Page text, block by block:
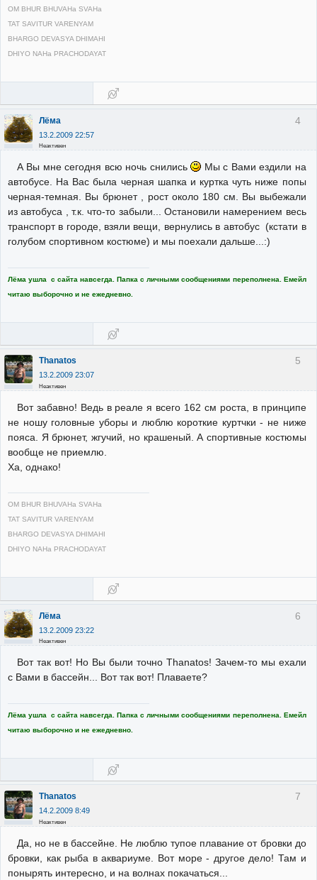
OM BHUR BHUVAHa SVAHa
TAT SAVITUR VARENYAM
BHARGO DEVASYA DHIMAHI
DHIYO NAHa PRACHODAYAT
4
Лёма
13.2.2009 22:57
Неактивен
А Вы мне сегодня всю ночь снились
Мы с Вами ездили на
автобусе. На Вас была черная шапка и куртка чуть ниже попы
черная-темная. Вы брюнет , рост около 180 см. Вы выбежали
из автобуса , т.к. что-то забыли... Остановили намерением весь
транспорт в городе, взяли вещи, вернулись в автобус (кстати в
голубом спортивном костюме) и мы поехали дальше...:)
Лёма ушла с сайта навсегда. Папка с личными сообщениями переполнена. Емейл
читаю выборочно и не ежедневно.
5
Thanatos
13.2.2009 23:07
Неактивен
Вот забавно! Ведь в реале я всего 162 см роста, в принципе
не ношу головные уборы и люблю короткие куртчки - не ниже
пояса. Я брюнет, жгучий, но крашеный. А спортивные костюмы
вообще не приемлю.
Ха, однако!
OM BHUR BHUVAHa SVAHa
TAT SAVITUR VARENYAM
BHARGO DEVASYA DHIMAHI
DHIYO NAHa PRACHODAYAT
6
Лёма
13.2.2009 23:22
Неактивен
Вот так вот! Но Вы были точно Thanatos! Зачем-то мы ехали
с Вами в бассейн... Вот так вот! Плаваете?
Лёма ушла с сайта навсегда. Папка с личными сообщениями переполнена. Емейл
читаю выборочно и не ежедневно.
7
Thanatos
14.2.2009 8:49
Неактивен
Да, но не в бассейне. Не люблю тупое плавание от бровки до
бровки, как рыба в аквариуме. Вот море - другое дело! Там и
понырять интересно, и на волнах покачаться...